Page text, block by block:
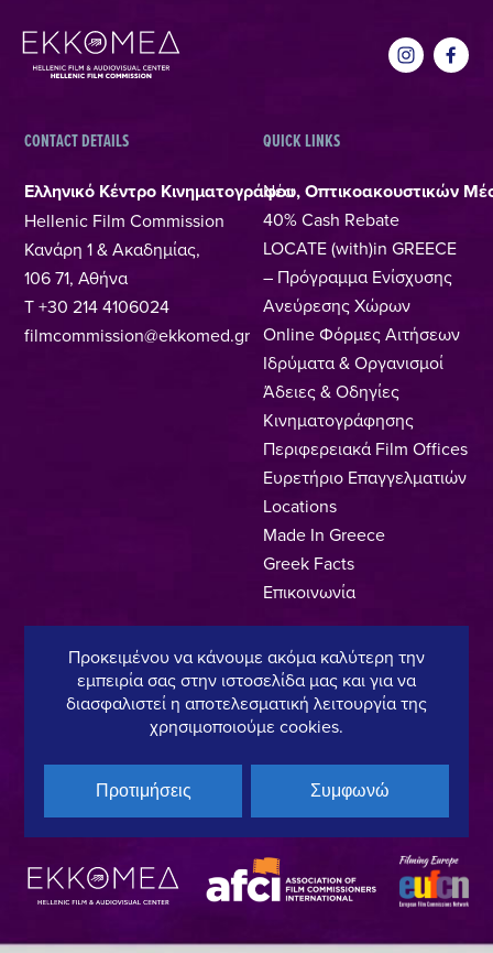
CONTACT DETAILS
Ελληνικό Κέντρο Κινηματογράφου, Οπτικοακουστικών
Hellenic Film Commission
Κανάρη 1 & Ακαδημίας,
106 71, Αθήνα
T +30 214 4106024
filmcommission@ekkomed.gr
QUICK LINKS
Νέα
40% Cash Rebate
LOCATE (with)in GREECE
– Πρόγραμμα Ενίσχυσης
Ανεύρεσης Χώρων
Online Φόρμες Αιτήσεων
Ιδρύματα & Οργανισμοί
Άδειες & Οδηγίες
Κινηματογράφησης
Περιφερειακά Film Offices
Ευρετήριο Επαγγελματιών
Locations
Made In Greece
Greek Facts
Επικοινωνία
Πολιτική Απορρήτου Όροι Χρήσης Πολιτική Cookies
Copyright © 2025, Hellenic Film & Audiovisual Center
Υπό τη διεύθυνση του: Μέλος του:
Προκειμένου να κάνουμε ακόμα καλύτερη την
εμπειρία σας στην ιστοσελίδα μας και για να
διασφαλιστεί η αποτελεσματική λειτουργία της
χρησιμοποιούμε cookies.
Προτιμήσεις Συμφωνώ